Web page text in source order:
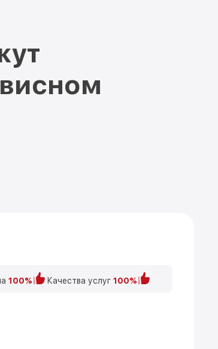
100% Качества услуг 100%